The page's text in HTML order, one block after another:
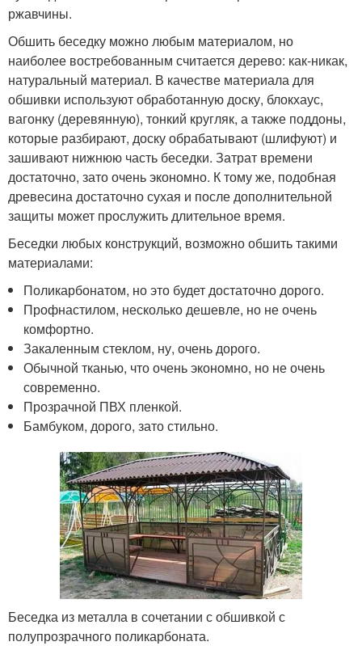
ржавчины.
Обшить беседку можно любым материалом, но
наиболее востребованным считается дерево: как-никак,
натуральный материал. В качестве материала для
обшивки используют обработанную доску, блокхаус,
вагонку (деревянную), тонкий кругляк, а также поддоны,
которые разбирают, доску обрабатывают (шлифуют) и
зашивают нижнюю часть беседки. Затрат времени
достаточно, зато очень экономно. К тому же, подобная
древесина достаточно сухая и после дополнительной
защиты может прослужить длительное время.
Беседки любых конструкций, возможно обшить такими
материалами:
Поликарбонатом, но это будет достаточно дорого.
Профнастилом, несколько дешевле, но не очень
комфортно.
Закаленным стеклом, ну, очень дорого.
Обычной тканью, что очень экономно, но не очень
современно.
Прозрачной ПВХ пленкой.
Бамбуком, дорого, зато стильно.
Беседка из металла в сочетании с обшивкой с
полупрозрачного поликарбоната.